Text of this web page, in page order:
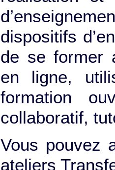
dispositifs
de se former
en ligne,
formation
collaboratif,
Vous pouvez
ateliers